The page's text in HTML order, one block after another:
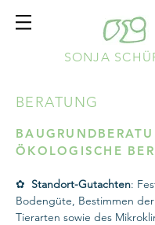
SONJA
BERATUNG
ÖKOLOGISCHE
✿ Standort-Gutachten:
Bodengüte, Bestimmen
Tierarten sowie des